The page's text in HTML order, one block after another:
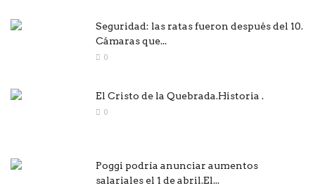
Seguridad: las ratas fueron después del 10.
Cámaras que...
0
El Cristo de la Quebrada.Historia .
0
Poggi podría anunciar aumentos
salariales el 1 de abril.El...